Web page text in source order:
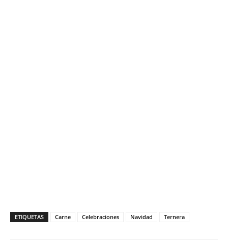
ETIQUETAS Carne Celebraciones Navidad Ternera